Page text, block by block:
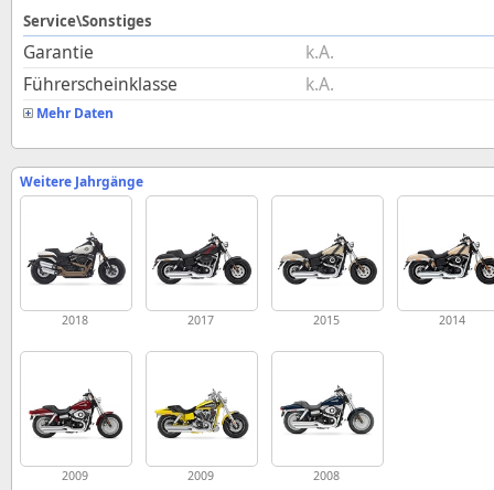
Service\Sonstiges
Garantie
k.A.
Führerscheinklasse
k.A.
Mehr Daten
Weitere Jahrgänge
2018 2017 2015 2014
2009 2009 2008